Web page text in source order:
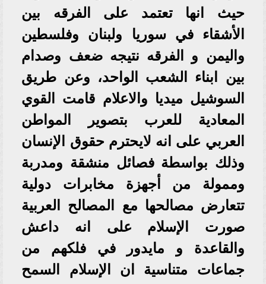
حيث انها تعتمد على الفرقه بين
الأشقاء في سوريا ولبنان وفلسطين
واليمن و الفرقه نتيجه ضعف وصدام
بين ابناء الشعب الواحد، وعن طريق
السوشيل ميديا والاعلام قامت القوي
المعادية للعرب بتصوير المواطن
العربي على انه لايحترم حقوق الإنسان
وذلك بواسطة فصائل منشقة ومدربة
وممولة من أجهزة مخابرات دولية
تتعارض مصالحها مع المصالح العربية
صورت الإسلام على انه داعش
والقاعدة و مايدور في فلكهم من
جماعات متناسية ان الإسلام السمح